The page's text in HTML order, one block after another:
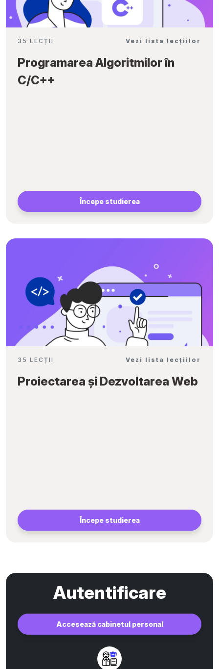
35 LECȚII Vezi lista lecțiilor
Programarea Algoritmilor în
C/C++
Începe studierea
35 LECȚII Vezi lista lecțiilor
Proiectarea și Dezvoltarea Web
Începe studierea
Autentificare
Accesează cabinetul personal